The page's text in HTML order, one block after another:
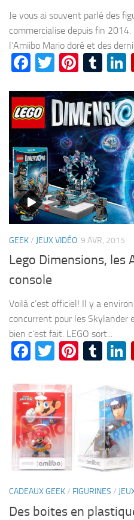
Je vous ai souvent parlé des
commercialise depuis fin
l’Amiibo Mario doré et des
Facebook
Twitter
GEEK/ JEUX VIDÉO 9 AVR, 2015
Lego Dimensions, les
console
Voilà c’est officiel! Il y a
concurrent pour les Skylander
bien c’est fait. LEGO sort...
Facebook
Twitter
CADEAUX GEEK/ FIGURINES /
Des boites en